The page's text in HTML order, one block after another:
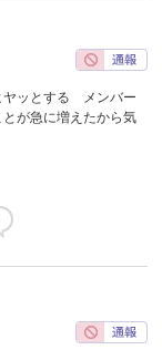
ヤッとする メンバー
が急に増えたから気